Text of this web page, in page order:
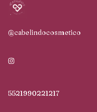
@cabelindocosmetico
5521990221217